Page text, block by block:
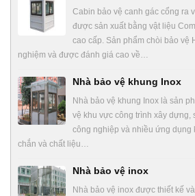
Cabin bảo vệ canh gác cổng ra
được sản xuất bằng vật liệu
cao cấp. Sản phẩm chòi bảo vệ
nghiệm và được đánh giá cao về…
Nhà bảo vệ khung Inox
Nhà bảo vệ khung Inox là sản
vệ khu vực công trình xây dựng,
công nghiệp và nhiều ứng dụng
chắn và chất liệu…
Nhà bảo vệ inox
Nhà bảo vệ inox được thiết kế